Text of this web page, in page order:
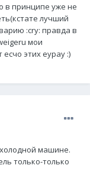
в принципе уже не
лучший
:cry: правда в
мои
этих еурау :)
холодной машине.
только-только